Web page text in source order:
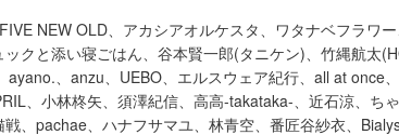
NEW OLD、アカシアオルケスタ、ワタナベフラワ
クと添い寝ごはん、谷本賢一郎(タニケン)、竹縄航太
ayano.、anzu、UEBO、エルスウェア紀行、all at once
、小林柊矢、須澤紀信、高高-takataka-、近石涼、ち
、pachae、ハナフサマユ、林青空、番匠谷紗衣、